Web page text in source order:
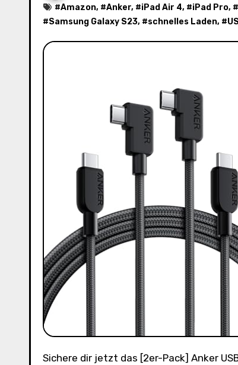
#Amazon, #Anker, #iPad Air 4, #iPad Pro, #
#Samsung Galaxy S23, #schnelles Laden, #
Sichere dir jetzt das [2er-Pack] Anker USB-C Kabel mit Winkelstecker für nur 9,58€ statt 14,23€ auf Amazon.